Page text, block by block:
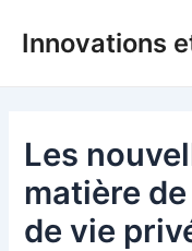
Innovations
Les
matière
de vie